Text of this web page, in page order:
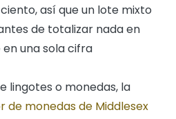
así que un lote mixto
de totalizar nada en
una sola cifra
lingotes o monedas, la
de monedas de Middlesex